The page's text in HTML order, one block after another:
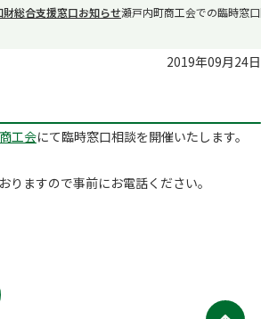
総合支援窓口お知らせ瀬戸内町商工会での臨時窓
2019年09月24日
工会にて臨時窓口相談を開催いたします。
りますので事前にお電話ください。